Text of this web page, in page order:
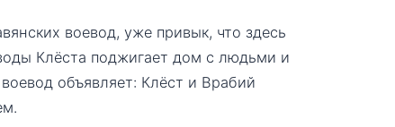
воевод, уже привык, что здесь
Клёста поджигает дом с людьми и
объявляет: Клёст и Врабий